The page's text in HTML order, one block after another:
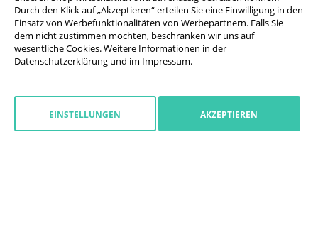
AGB
Datenschutzerklärung
Widerrufsrecht
Durch den Klick auf „Akzeptieren“ erteilen Sie eine Einwilligung in den
Einsatz von Werbefunktionalitäten von Werbepartnern. Falls Sie
dem nicht zustimmen möchten, beschränken wir uns auf
wesentliche Cookies. Weitere Informationen in der
Datenschutzerklärung und im Impressum.
EINSTELLUNGEN AKZEPTIEREN